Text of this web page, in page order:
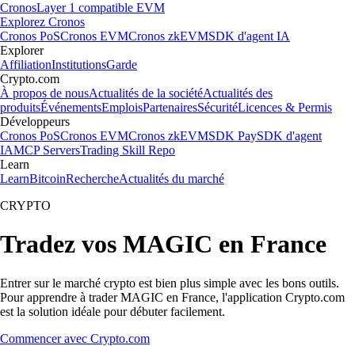
CronosLayer 1 compatible EVM
Explorez Cronos
Cronos PoSCronos EVMCronos zkEVMSDK d'agent IA
Explorer
AffiliationInstitutionsGarde
Crypto.com
À propos de nousActualités de la sociétéActualités des
produitsÉvénementsEmploisPartenairesSécuritéLicences & Permis
Développeurs
Cronos PoSCronos EVMCronos zkEVMSDK PaySDK d'agent
IAMCP ServersTrading Skill Repo
Learn
LearnBitcoinRechercheActualités du marché
CRYPTO
Tradez vos MAGIC en France
Entrer sur le marché crypto est bien plus simple avec les bons outils.
Pour apprendre à trader MAGIC en France, l'application Crypto.com
est la solution idéale pour débuter facilement.
Commencer avec Crypto.com